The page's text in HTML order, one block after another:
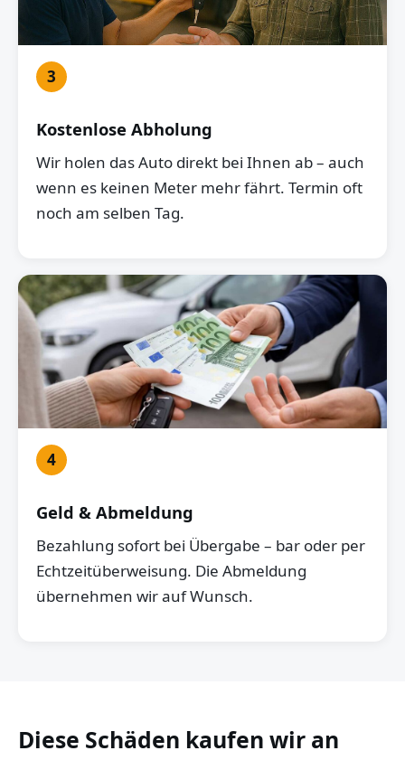
3
Kostenlose Abholung
Wir holen das Auto direkt bei Ihnen ab – auch
wenn es keinen Meter mehr fährt. Termin oft
noch am selben Tag.
4
Geld & Abmeldung
Bezahlung sofort bei Übergabe – bar oder per
Echtzeitüberweisung. Die Abmeldung
übernehmen wir auf Wunsch.
Diese Schäden kaufen wir an